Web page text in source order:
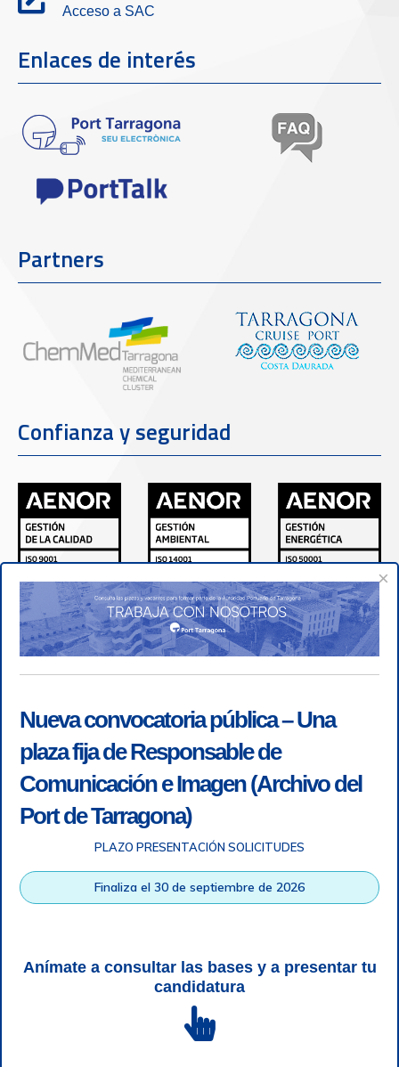
Acceso a SAC
Enlaces de interés
Partners
Confianza y seguridad
grabación telefónica
| SGSI |
Login
Autoridad Portuaria de Tarragona © Todos los derechos
×
Nueva convocatoria pública – Una
plaza fija de Responsable de
Comunicación e Imagen (Archivo del
Port de Tarragona)
PLAZO PRESENTACIÓN SOLICITUDES
Finaliza el 30 de septiembre de 2026
Anímate a consultar las bases y a presentar tu
candidatura